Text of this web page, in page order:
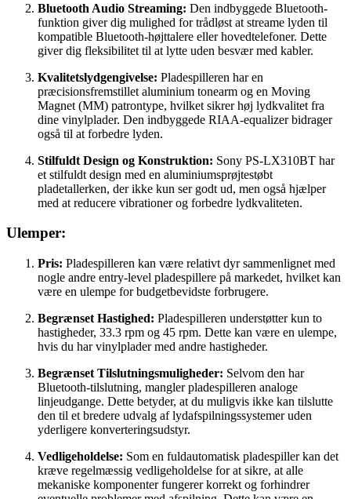
Bluetooth Audio Streaming: Den indbyggede Bluetooth-
funktion giver dig mulighed for trådløst at streame lyden til
kompatible Bluetooth-højttalere eller hovedtelefoner. Dette
giver dig fleksibilitet til at lytte uden besvær med kabler.
Kvalitetslydgengivelse: Pladespilleren har en
præcisionsfremstillet aluminium tonearm og en Moving
Magnet (MM) patrontype, hvilket sikrer høj lydkvalitet fra
dine vinylplader. Den indbyggede RIAA-equalizer bidrager
også til at forbedre lyden.
Stilfuldt Design og Konstruktion: Sony PS-LX310BT har
et stilfuldt design med en aluminiumsprøjtestøbt
pladetallerken, der ikke kun ser godt ud, men også hjælper
med at reducere vibrationer og forbedre lydkvaliteten.
Ulemper:
Pris: Pladespilleren kan være relativt dyr sammenlignet med
nogle andre entry-level pladespillere på markedet, hvilket kan
være en ulempe for budgetbevidste forbrugere.
Begrænset Hastighed: Pladespilleren understøtter kun to
hastigheder, 33.3 rpm og 45 rpm. Dette kan være en ulempe,
hvis du har vinylplader med andre hastigheder.
Begrænset Tilslutningsmuligheder: Selvom den har
Bluetooth-tilslutning, mangler pladespilleren analoge
linjeudgange. Dette betyder, at du muligvis ikke kan tilslutte
den til et bredere udvalg af lydafspilningssystemer uden
yderligere konverteringsudstyr.
Vedligeholdelse: Som en fuldautomatisk pladespiller kan det
kræve regelmæssig vedligeholdelse for at sikre, at alle
mekaniske komponenter fungerer korrekt og forhindrer